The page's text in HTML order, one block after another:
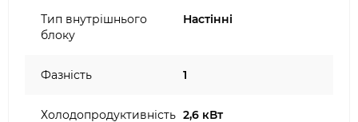
Тип внутрішнього
блоку
Настінні
Фазність 1
Холодопродуктивність 2,6 кВт